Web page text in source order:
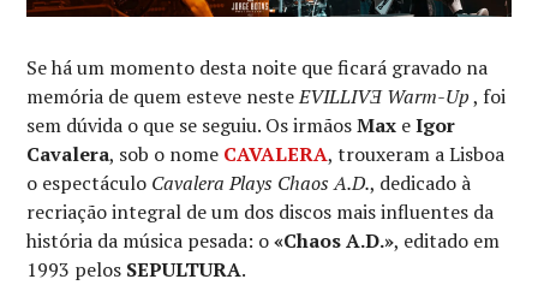
Se há um momento desta noite que ficará gravado na
memória de quem esteve nesteEVILLIVƎ Warm-Up, foi
sem dúvida o que se seguiu. Os irmãosMax eIgor
Cavalera, sob o nome CAVALERA, trouxeram a Lisboa
o espectáculo Cavalera Plays Chaos A.D., dedicado à
recriação integral de um dos discos mais influentes da
história da música pesada: o«Chaos A.D.», editado em
1993 pelos SEPULTURA.